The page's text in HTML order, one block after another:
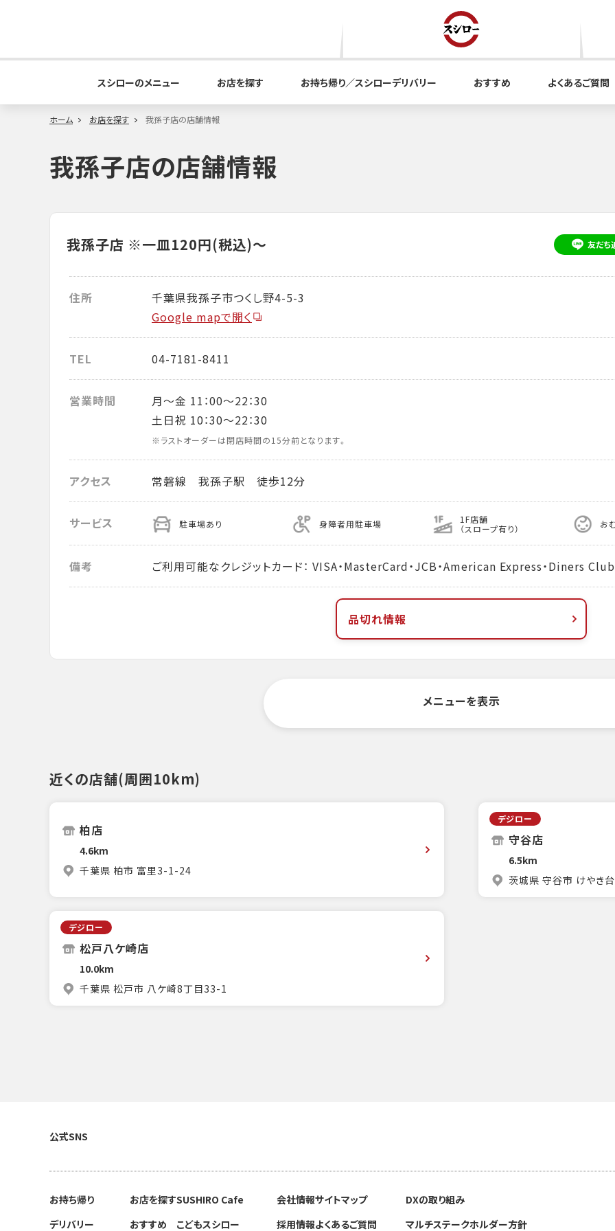
スシローのメニュー お店を探す お持ち帰り／スシローデリバリー おすすめ よくあるご質問
ホーム お店を探す 我孫子店の店舗情報
我孫子店の店舗情報
我孫子店 ※一皿120円(税込)～ 友だち
住所
千葉県我孫子市つくし野4-5-3
Google mapで開く
TEL 04-7181-8411
営業時間
月～金 11：00～22：30
土日祝 10：30～22：30
※ラストオーダーは閉店時間の15分前となります。
アクセス 常磐線 我孫子駅 徒歩12分
サービス 駐車場あり 身障者用駐車場 1F店舗
（スロープ有り） お
備考 ご利用可能なクレジットカード： VISA・MasterCard・JCB・American Express・Diners Club
品切れ情報
メニューを表示
近くの店舗(周囲10km)
柏店
4.6km
千葉県 柏市 富里3-1-24
デジロー
守谷店
6.5km
茨城県 守谷市 けやき
デジロー
松戸八ケ崎店
10.0km
千葉県 松戸市 八ケ崎8丁目33-1
公式SNS
お持ち帰り
デリバリー
お店を探す
おすすめ
SUSHIRO Cafe
こどもスシロー
会社情報
採用情報
サイトマップ
よくあるご質問
DXの取り組み
マルチステークホルダー方針